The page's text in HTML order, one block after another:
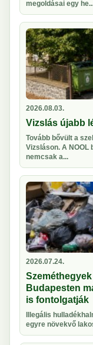
megoldásai egy
2026.08.03.
Vizslás újabb
Tovább bővült a
Vizsláson. A NOOL
nemcsak a...
2026.07.24.
Budapesten
is fontolgatják
Illegális
egyre növekvő